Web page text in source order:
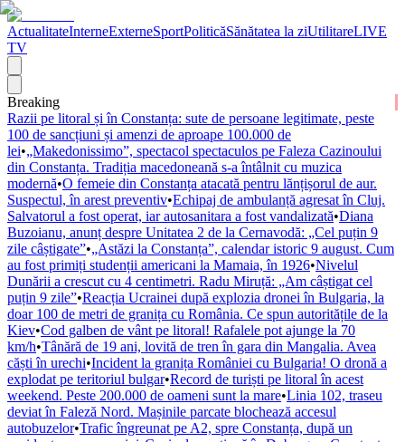
ActualitateInterneExterneSportPoliticăSănătatea la ziUtilitareLIVE
TV
Breaking
Razii pe litoral și în Constanța: sute de persoane legitimate, peste
100 de sancțiuni și amenzi de aproape 100.000 de
lei•„Makedonissimo”, spectacol spectaculos pe Faleza Cazinoului
din Constanța. Tradiția macedoneană s-a întâlnit cu muzica
modernă•O femeie din Constanța atacată pentru lănțișorul de aur.
Suspectul, în arest preventiv•Echipaj de ambulanță agresat în Cluj.
Salvatorul a fost operat, iar autosanitara a fost vandalizată•Diana
Buzoianu, anunț despre Unitatea 2 de la Cernavodă: „Cel puțin 9
zile câștigate”•„Astăzi la Constanța”, calendar istoric 9 august. Cum
au fost primiți studenții americani la Mamaia, în 1926•Nivelul
Dunării a crescut cu 4 centimetri. Radu Miruță: „Am câștigat cel
puțin 9 zile”•Reacția Ucrainei după explozia dronei în Bulgaria, la
doar 100 de metri de granița cu România. Ce spun autoritățile de la
Kiev•Cod galben de vânt pe litoral! Rafalele pot ajunge la 70
km/h•Tânără de 19 ani, lovită de tren în gara din Mangalia. Avea
căști în urechi•Incident la granița României cu Bulgaria! O dronă a
explodat pe teritoriul bulgar•Record de turiști pe litoral în acest
weekend. Peste 200.000 de oameni sunt la mare•Linia 102, traseu
deviat în Faleză Nord. Mașinile parcate blochează accesul
autobuzelor•Trafic îngreunat pe A2, spre Constanța, după un